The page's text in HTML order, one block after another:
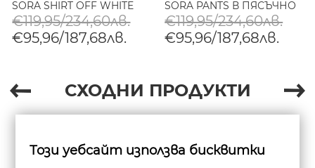
SORA SHIRT OFF WHITE
€119,95/234,60лв.
€95,96/187,68лв.
SORA PANTS В ПЯСЪЧНО
€119,95/234,60лв.
€95,96/187,68лв.
СХОДНИ ПРОДУКТИ
Този уебсайт използва бисквитки